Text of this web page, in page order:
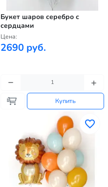
Букет шаров серебро с
сердцами
Цена:
2690 руб.
Купить